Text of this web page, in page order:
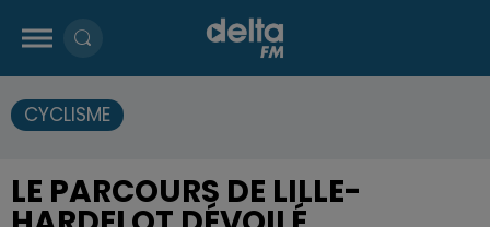
CYCLISME
LE PARCOURS DE LILLE-